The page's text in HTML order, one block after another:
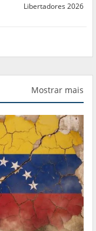
Libertadores 2026
Mostrar mais